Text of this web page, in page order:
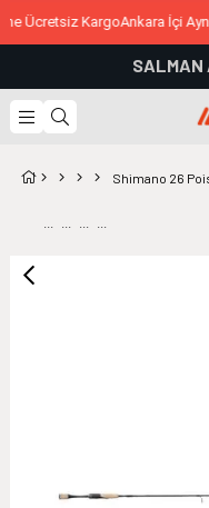
Ücretsiz KargoAnkara İçi
SALMAN